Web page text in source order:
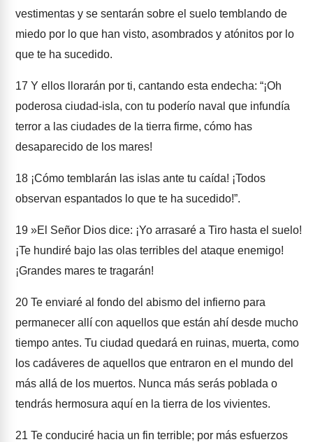
vestimentas y se sentarán sobre el suelo temblando de
miedo por lo que han visto, asombrados y atónitos por lo
que te ha sucedido.
17 Y ellos llorarán por ti, cantando esta endecha: “¡Oh
poderosa ciudad-isla, con tu poderío naval que infundía
terror a las ciudades de la tierra firme, cómo has
desaparecido de los mares!
18 ¡Cómo temblarán las islas ante tu caída! ¡Todos
observan espantados lo que te ha sucedido!”.
19 »El Señor Dios dice: ¡Yo arrasaré a Tiro hasta el suelo!
¡Te hundiré bajo las olas terribles del ataque enemigo!
¡Grandes mares te tragarán!
20 Te enviaré al fondo del abismo del infierno para
permanecer allí con aquellos que están ahí desde mucho
tiempo antes. Tu ciudad quedará en ruinas, muerta, como
los cadáveres de aquellos que entraron en el mundo del
más allá de los muertos. Nunca más serás poblada o
tendrás hermosura aquí en la tierra de los vivientes.
21 Te conduciré hacia un fin terrible; por más esfuerzos